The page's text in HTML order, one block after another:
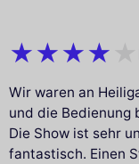
Wir waren an
und die Bedienung
Die Show ist sehr
fantastisch. Einen